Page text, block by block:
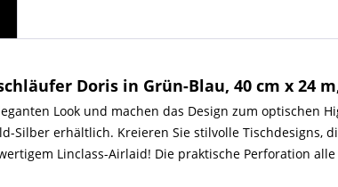
Doris in Grün-Blau, 40 cm x 24
Look und machen das Design zum optischen
Silber erhältlich. Kreieren Sie stilvolle Tischdesigns,
Linclass-Airlaid! Die praktische Perforation